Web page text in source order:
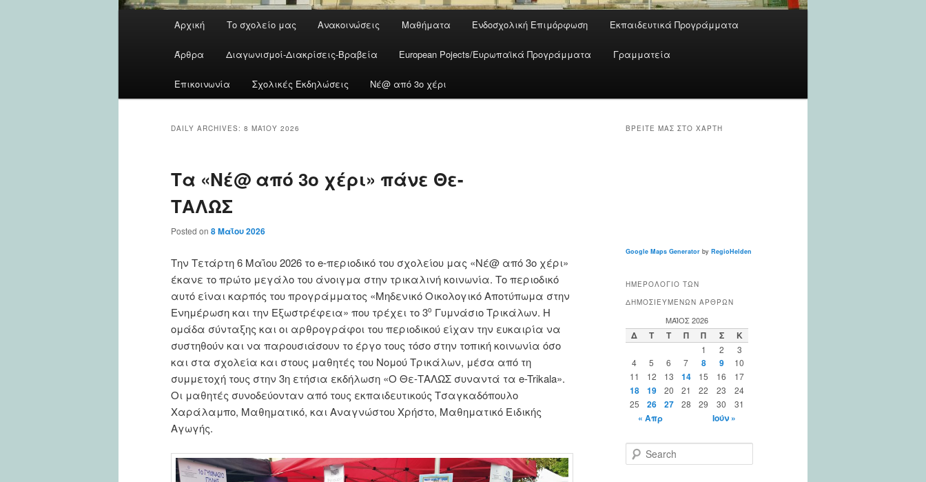
Αρχική Το σχολείο μας Ανακοινώσεις Μαθήματα Ενδοσχολική Επιμόρφωση Εκπαιδευτικά Προγράμματα
Άρθρα Διαγωνισμοί-Διακρίσεις-Βραβεία European Pojects/Ευρωπαϊκά Προγράμματα Γραμματεία
Επικοινωνία Σχολικές Εκδηλώσεις Νέ@ από 3ο χέρι
DAILY ARCHIVES: 8 ΜΑΪ́ΟΥ 2026
Τα «Νέ@ από 3ο χέρι» πάνε Θε-
ΤΑΛΩΣ
Posted on 8 Μαΐου 2026
Την Τετάρτη 6 Μαΐου 2026 το e-περιοδικό του σχολείου μας «Νέ@ από 3ο χέρι»
έκανε το πρώτο μεγάλο του άνοιγμα στην τρικαλινή κοινωνία. Το περιοδικό
αυτό είναι καρπός του προγράμματος «Μηδενικό Οικολογικό Αποτύπωμα στην
Ενημέρωση και την Εξωστρέφεια» που τρέχει το 3ο Γυμνάσιο Τρικάλων. Η
ομάδα σύνταξης και οι αρθρογράφοι του περιοδικού είχαν την ευκαιρία να
συστηθούν και να παρουσιάσουν το έργο τους τόσο στην τοπική κοινωνία όσο
και στα σχολεία και στους μαθητές του Νομού Τρικάλων, μέσα από τη
συμμετοχή τους στην 3η ετήσια εκδήλωση «Ο Θε-ΤΑΛΩΣ συναντά τα e-Trikala».
Οι μαθητές συνοδεύονταν από τους εκπαιδευτικούς Τσαγκαδόπουλο
Χαράλαμπο, Μαθηματικό, και Αναγνώστου Χρήστο, Μαθηματικό Ειδικής
Αγωγής.
ΒΡΕΊΤΕ ΜΑΣ ΣΤΟ ΧΆΡΤΗ
Google Maps Generator by RegioHelden
ΗΜΕΡΟΛΌΓΙΟ ΤΩΝ
ΔΗΜΟΣΙΕΥΜΈΝΩΝ ΆΡΘΡΩΝ
ΜΆΙΟΣ 2026
Δ Τ Τ Π Π Σ Κ
1 2
3
4
5 6 7 8 9
10
11
12 13 14 15 16 17
18 19 20 21 22 23
24
25
26 27 28 29 30 31
« Απρ Ιούν »
e